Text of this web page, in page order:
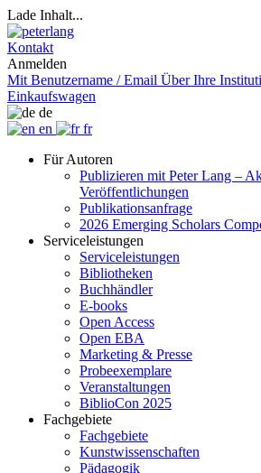
Lade Inhalt...
Kontakt
Anmelden
Mit Benutzername / Email Über Ihre
Einkaufswagen
de
en
fr
Für Autoren
Publizieren mit Peter Lang –
Veröffentlichungen
Publikationsanfrage
2026 Emerging Scholars
Serviceleistungen
Serviceleistungen
Bibliotheken
Buchhändler
E-books
Open Access
Open EBA
Marketing & Presse
Probeexemplare
Veranstaltungen
BiblioCon 2025
Fachgebiete
Fachgebiete
Kunstwissenschaften
Pädagogik